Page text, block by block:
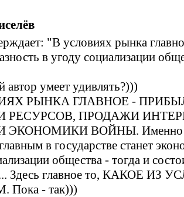
"В условиях рынка
в угоду социализации
умеет удивлять?)))
РЫНКА ГЛАВНОЕ -
РЕСУРСОВ, ПРОДАЖИ
ВОЙНЫ. Именно
в государстве станет
общества - тогда и
Здесь главное то, КАКОЕ
- так)))